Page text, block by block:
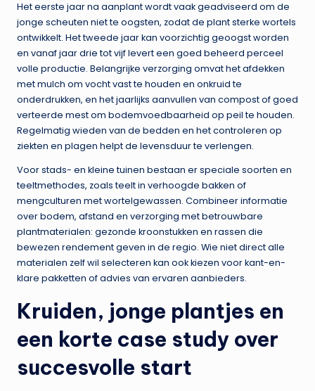
Het eerste jaar na aanplant wordt vaak geadviseerd om de
jonge scheuten niet te oogsten, zodat de plant sterke wortels
ontwikkelt. Het tweede jaar kan voorzichtig geoogst worden
en vanaf jaar drie tot vijf levert een goed beheerd perceel
volle productie. Belangrijke verzorging omvat het afdekken
met mulch om vocht vast te houden en onkruid te
onderdrukken, en het jaarlijks aanvullen van compost of goed
verteerde mest om bodemvoedbaarheid op peil te houden.
Regelmatig wieden van de bedden en het controleren op
ziekten en plagen helpt de levensduur te verlengen.
Voor stads- en kleine tuinen bestaan er speciale soorten en
teeltmethodes, zoals teelt in verhoogde bakken of
mengculturen met wortelgewassen. Combineer informatie
over bodem, afstand en verzorging met betrouwbare
plantmaterialen: gezonde kroonstukken en rassen die
bewezen rendement geven in de regio. Wie niet direct alle
materialen zelf wil selecteren kan ook kiezen voor kant-en-
klare pakketten of advies van ervaren aanbieders.
Kruiden, jonge plantjes en
een korte case study over
succesvolle start